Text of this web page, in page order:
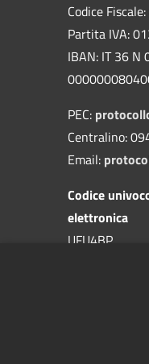
Codice
Partita IVA:
IBAN: IT 36
PEC:
Centralino:
Email:
Codice
elettronica
UFU4BP